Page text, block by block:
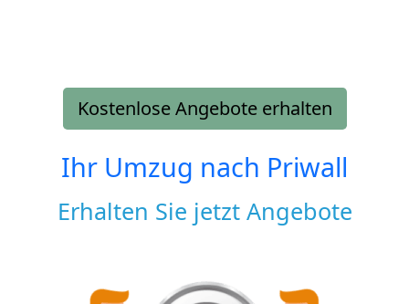
Kostenlose Angebote erhalten
Ihr Umzug nach Priwall
Erhalten Sie jetzt Angebote